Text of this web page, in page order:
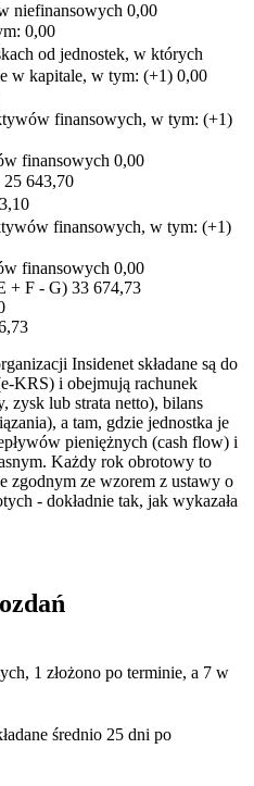
niefinansowych 0,00
0,00
od jednostek, w których
w kapitale, w tym: (+1) 0,00
finansowych, w tym: (+1)
finansowych 0,00
25 643,70
finansowych, w tym: (+1)
finansowych 0,00
+ F - G) 33 674,73
Insidenet składane są do
KRS) i obejmują rachunek
zysk lub strata netto), bilans
a tam, gdzie jednostka je
pieniężnych (cash flow) i
Każdy rok obrotowy to
zgodnym ze wzorem z ustawy o
- dokładnie tak, jak wykazała
1 złożono po terminie, a 7 w
średnio 25 dni po